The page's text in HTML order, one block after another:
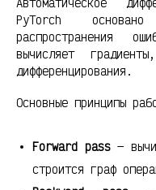
PyTorch
распространения
вычисляет
дифференцирования.
Основные принципы
Forward pass—
строится граф